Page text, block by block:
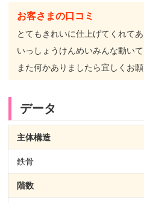
お客さまの口コミ
とてもきれいに仕上げてくれてあ
いっしょうけんめいみんな動い
また何かありましたら宜しくお願
データ
主体構造
鉄骨
階数